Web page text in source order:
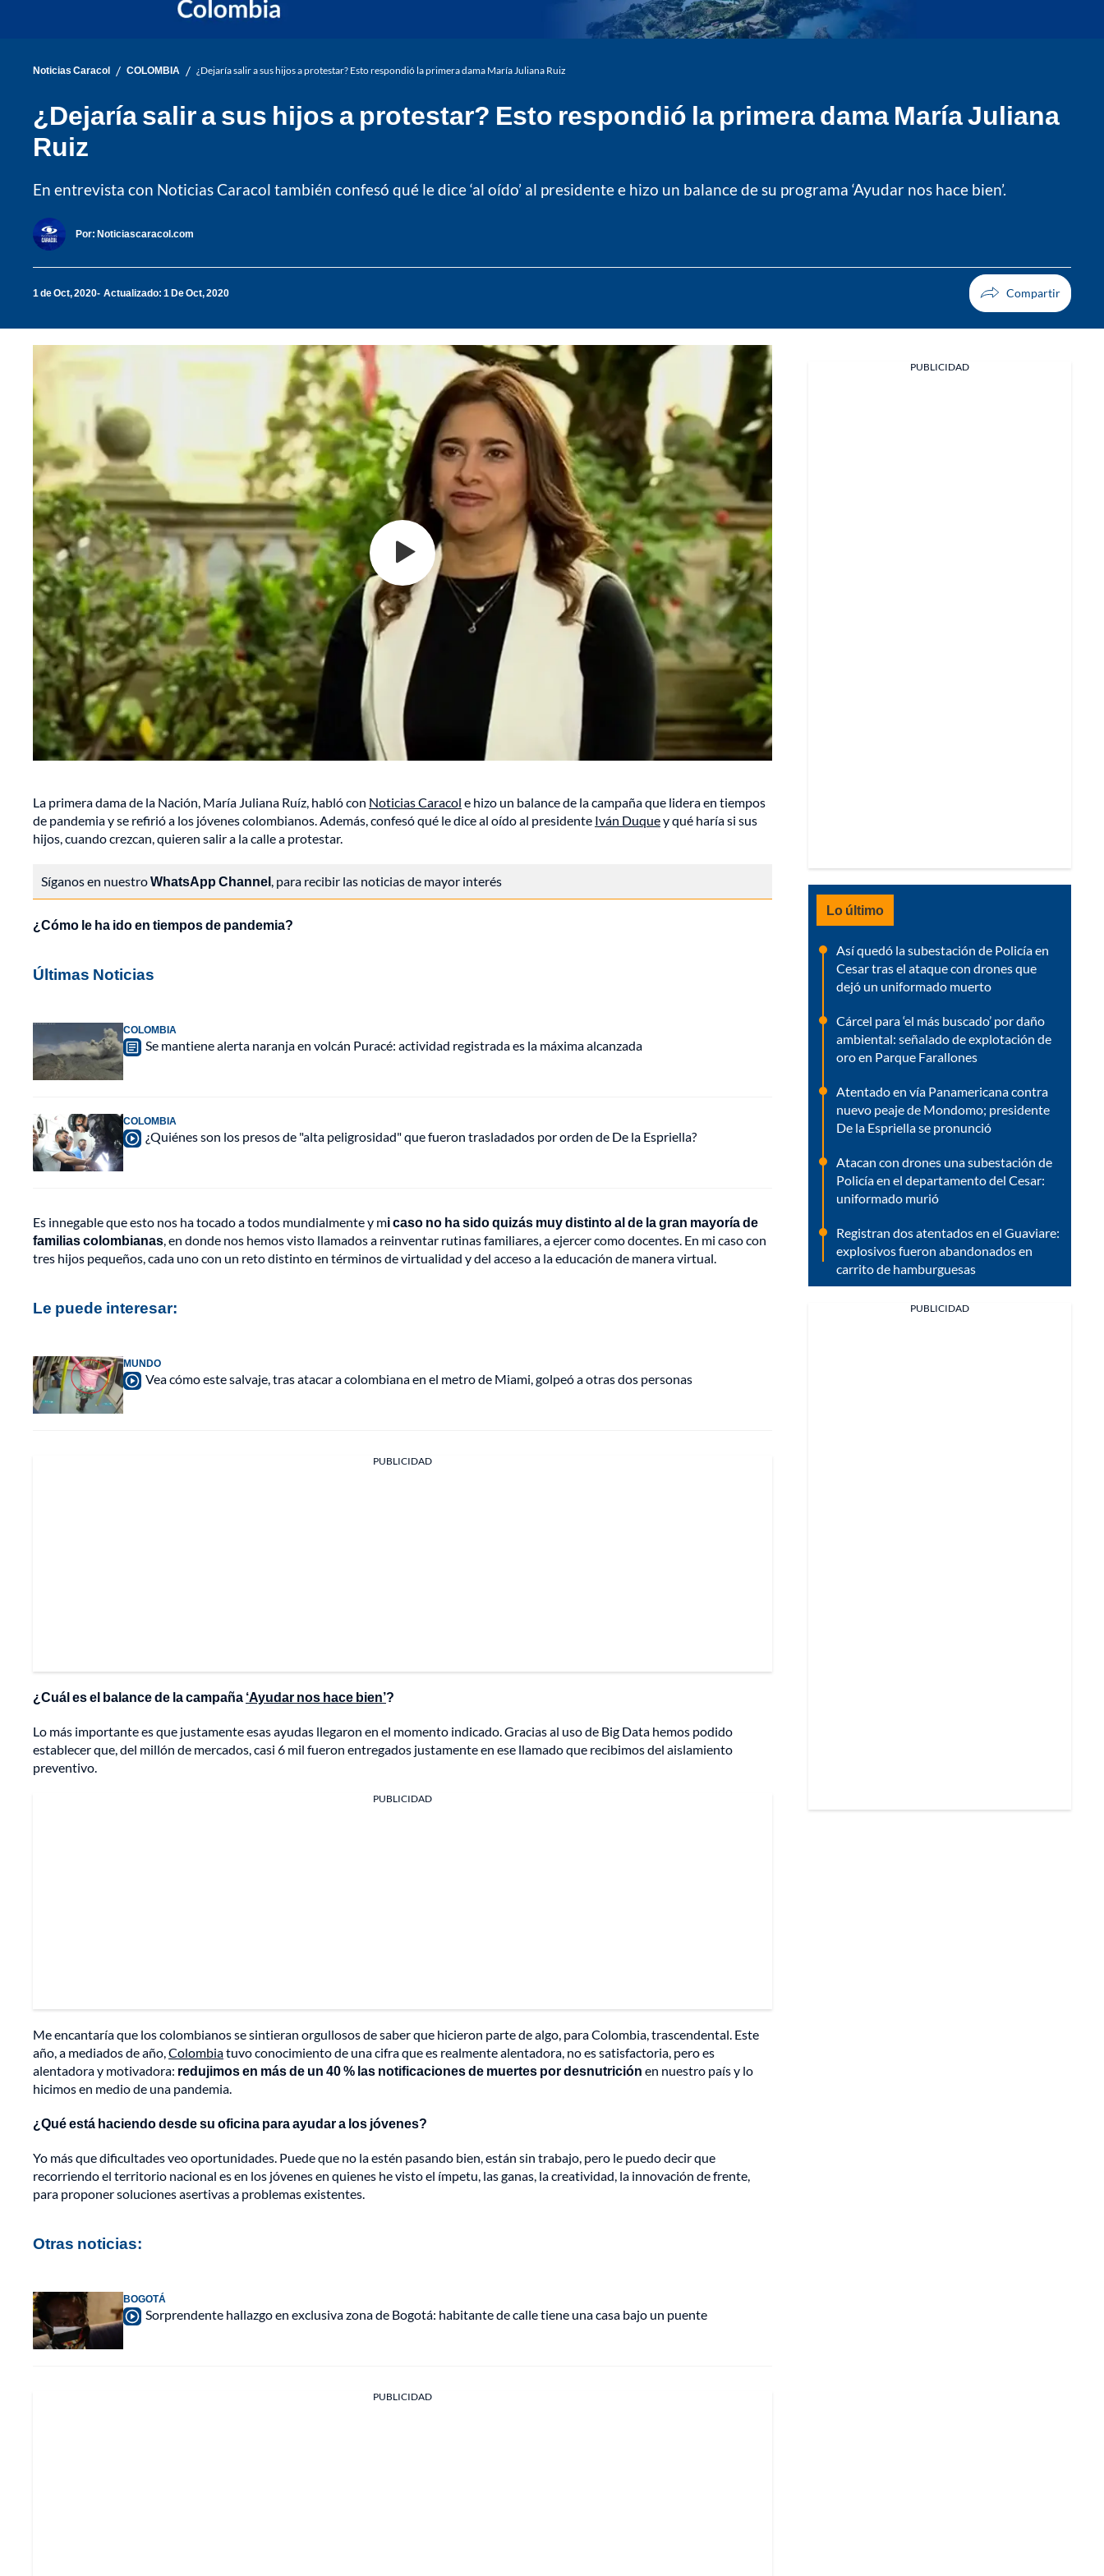
Noticias Caracol / COLOMBIA / ¿Dejaría salir a sus hijos a protestar? Esto respondió la primera dama María Juliana Ruiz
¿Dejaría salir a sus hijos a protestar? Esto respondió la primera dama María Juliana
Ruiz
En entrevista con Noticias Caracol también confesó qué le dice ‘al oído’ al presidente e hizo un balance de su programa ‘Ayudar nos hace bien’.
Por: Noticiascaracol.com
1 de Oct, 2020 Actualizado: 1 De Oct, 2020
La primera dama de la Nación, María Juliana Ruíz, habló con Noticias Caracol e hizo un balance de la campaña que lidera en tiempos
de pandemia y se refirió a los jóvenes colombianos. Además, confesó qué le dice al oído al presidente Iván Duquey qué haría si sus
hijos, cuando crezcan, quieren salir a la calle a protestar.
Síganos en nuestroWhatsApp Channel, para recibir las noticias de mayor interés
¿Cómo le ha ido en tiempos de pandemia?
Últimas Noticias
COLOMBIA
Se mantiene alerta naranja en volcán Puracé: actividad registrada es la máxima alcanzada
COLOMBIA
¿Quiénes son los presos de "alta peligrosidad" que fueron trasladados por orden de De la Espriella?
Es innegable que esto nos ha tocado a todos mundialmente y mi caso no ha sido quizás muy distinto al de la gran mayoría de
familias colombianas, en donde nos hemos visto llamados a reinventar rutinas familiares, a ejercer como docentes. En mi caso con
tres hijos pequeños, cada uno con un reto distinto en términos de virtualidad y del acceso a la educación de manera virtual.
Le puede interesar:
MUNDO
Vea cómo este salvaje, tras atacar a colombiana en el metro de Miami, golpeó a otras dos personas
PUBLICIDAD
¿Cuál es el balance de la campaña ‘Ayudar nos hace bien’?
Lo más importante es que justamente esas ayudas llegaron en el momento indicado. Gracias al uso de Big Data hemos podido
establecer que, del millón de mercados, casi 6 mil fueron entregados justamente en ese llamado que recibimos del aislamiento
preventivo.
PUBLICIDAD
Me encantaría que los colombianos se sintieran orgullosos de saber que hicieron parte de algo, para Colombia, trascendental. Este
año, a mediados de año,Colombiatuvo conocimiento de una cifra que es realmente alentadora, no es satisfactoria, pero es
alentadora y motivadora: redujimos en más de un 40 % las notificaciones de muertes por desnutrición en nuestro país y lo
hicimos en medio de una pandemia.
¿Qué está haciendo desde su oficina para ayudar a los jóvenes?
Yo más que dificultades veo oportunidades. Puede que no la estén pasando bien, están sin trabajo, pero le puedo decir que
recorriendo el territorio nacional es en los jóvenes en quienes he visto el ímpetu, las ganas, la creatividad, la innovación de frente,
para proponer soluciones asertivas a problemas existentes.
Otras noticias:
BOGOTÁ
Sorprendente hallazgo en exclusiva zona de Bogotá: habitante de calle tiene una casa bajo un puente
PUBLICIDAD
PUBLICIDAD
Lo último
Así quedó la subestación de Policía en
Cesar tras el ataque con drones que
dejó un uniformado muerto
Cárcel para ‘el más buscado’ por daño
ambiental: señalado de explotación de
oro en Parque Farallones
Atentado en vía Panamericana contra
nuevo peaje de Mondomo; presidente
De la Espriella se pronunció
Atacan con drones una subestación de
Policía en el departamento del Cesar:
uniformado murió
Registran dos atentados en el Guaviare:
explosivos fueron abandonados en
carrito de hamburguesas
PUBLICIDAD